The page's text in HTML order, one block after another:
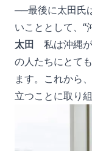
──最後に太田氏
いこととして、“
太田 私は沖縄
の人たちにとて
ます。これから
立つことに取り